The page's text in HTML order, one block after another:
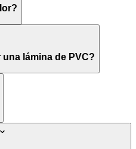
lámina de PVC?